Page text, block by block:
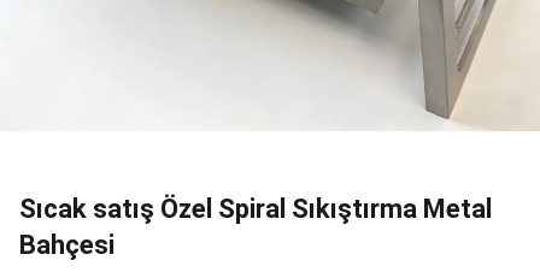
Sıcak satış Özel Spiral Sıkıştırma Metal
Bahçesi